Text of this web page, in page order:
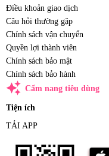
Điều khoản giao dịch
Câu hỏi thường gặp
Chính sách vận chuyển
Quyền lợi thành viên
Chính sách bảo mật
Chính sách bảo hành
auto_awesome Cẩm nang tiêu dùng
Tiện ích
TẢI APP